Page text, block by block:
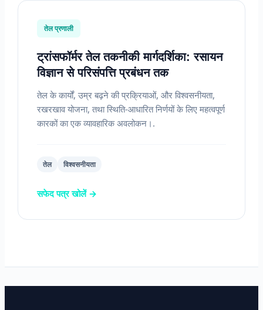
तेल प्रणाली
ट्रांसफॉर्मर तेल तकनीकी मार्गदर्शिका: रसायन
विज्ञान से परिसंपत्ति प्रबंधन तक
तेल के कार्यों, उम्र बढ़ने की प्रक्रियाओं, और विश्वसनीयता,
रखरखाव योजना, तथा स्थिति-आधारित निर्णयों के लिए महत्वपूर्ण
कारकों का एक व्यावहारिक अवलोकन।.
तेल विश्वसनीयता
सफेद पत्र खोलें →